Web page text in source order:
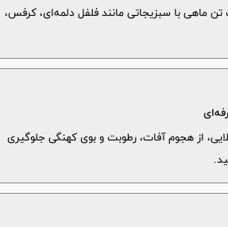
ماهی با سبزیجاتی مانند فلفل دلمه‌ای، کرفس،
از هجوم آفات، رطوبت و بوی کهنگی جلوگیری